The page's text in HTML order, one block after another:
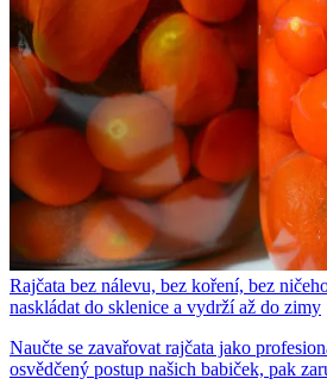
Rajčata bez nálevu, bez koření, bez
naskládat do sklenice a vydrží až do zimy
Naučte se zavařovat rajčata jako
osvědčený postup našich babiček, pak